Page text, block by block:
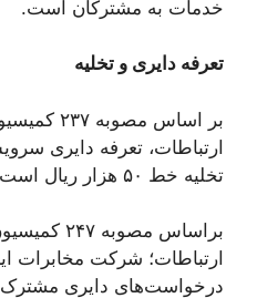
خدمات به مشترکان است.
تعرفه دایری و تخلیه
بر اساس
تخلیه خط ۵۰ هزار ریال است.
براساس
ارتباطات؛ شرکت